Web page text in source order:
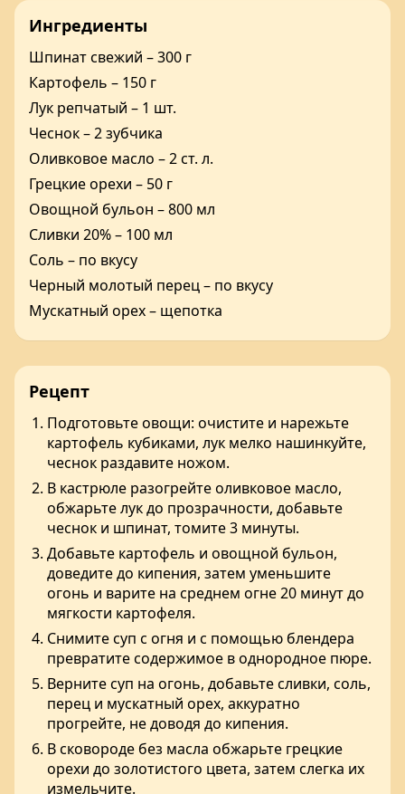
Ингредиенты
Шпинат свежий – 300 г
Картофель – 150 г
Лук репчатый – 1 шт.
Чеснок – 2 зубчика
Оливковое масло – 2 ст. л.
Грецкие орехи – 50 г
Овощной бульон – 800 мл
Сливки 20% – 100 мл
Соль – по вкусу
Черный молотый перец – по вкусу
Мускатный орех – щепотка
Рецепт
Подготовьте овощи: очистите и нарежьте
картофель кубиками, лук мелко нашинкуйте,
чеснок раздавите ножом.
В кастрюле разогрейте оливковое масло,
обжарьте лук до прозрачности, добавьте
чеснок и шпинат, томите 3 минуты.
Добавьте картофель и овощной бульон,
доведите до кипения, затем уменьшите
огонь и варите на среднем огне 20 минут до
мягкости картофеля.
Снимите суп с огня и с помощью блендера
превратите содержимое в однородное пюре.
Верните суп на огонь, добавьте сливки, соль,
перец и мускатный орех, аккуратно
прогрейте, не доводя до кипения.
В сковороде без масла обжарьте грецкие
орехи до золотистого цвета, затем слегка их
измельчите.